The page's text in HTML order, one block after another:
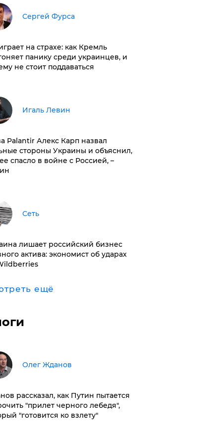
Сергей Фурса
на страхе: как Кремль
панику среди украинцев, и
не стоит поддаваться
Игаль Левин
Palantir Алекс Карп назвал
стороны Украины и объяснил,
спасло в войне с Россией, –
Сеть
лишает российский бизнес
актива: экономист об ударах
ещё
Олег Жданов
рассказал, как Путин пытается
"прилет черного лебедя",
"готовится ко взлету"